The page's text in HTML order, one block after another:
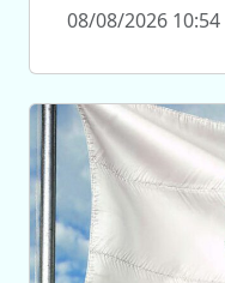
08/08/2026 10:54